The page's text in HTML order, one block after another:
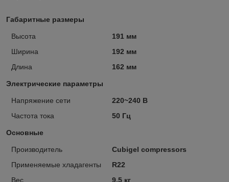
Габаритные размеры
Высота
191 мм
Ширина
192 мм
Длина
162 мм
Электрические параметры
Напряжение сети
220~240 В
Частота тока
50 Гц
Основные
Производитель
Cubigel compressors
Применяемые хладагенты
R22
Вес
9.5 кг